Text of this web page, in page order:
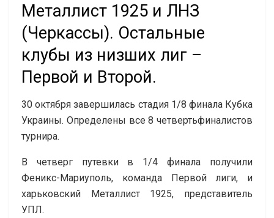
Металлист 1925 и ЛНЗ
(Черкассы). Остальные
клубы из низших лиг –
Первой и Второй.
30 октября завершилась стадия 1/8 финала Кубка
Украины. Определены все 8 четвертьфиналистов
турнира.
В четверг путевки в 1/4 финала получили
Феникс-Мариуполь, команда Первой лиги, и
харьковский Металлист 1925, представитель
УПЛ.